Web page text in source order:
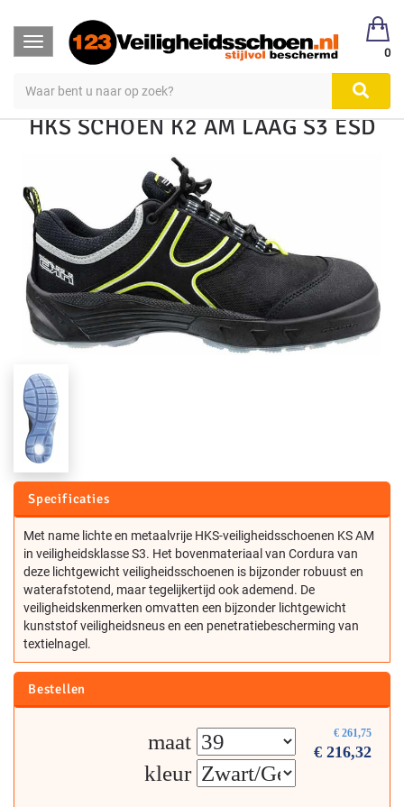
Toggle
navigation
0
123Veiligheidsschoen
Veiligheidsschoenen
Laag S1, S2, S3
HKS SCHOEN K2 AM LAAG S3 ESD
Specificaties
Met name lichte en metaalvrije HKS-veiligheidsschoenen KS AM
in veiligheidsklasse S3. Het bovenmateriaal van Cordura van
deze lichtgewicht veiligheidsschoenen is bijzonder robuust en
waterafstotend, maar tegelijkertijd ook ademend. De
veiligheidskenmerken omvatten een bijzonder lichtgewicht
kunststof veiligheidsneus en een penetratiebescherming van
textielnagel.
Bestellen
€ 261,75
€ 216,32
maat
kleur